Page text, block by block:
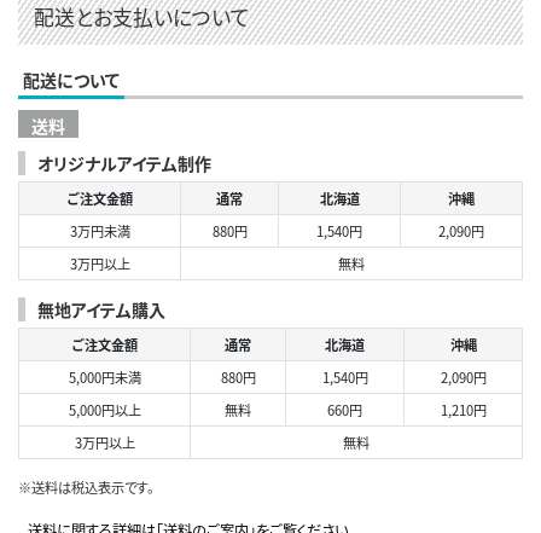
配送とお支払いについて
配送について
送料
オリジナルアイテム制作
ご注文金額 通常 北海道
沖縄
3万円未満
880円 1,540円
2,090円
3万円以上
無料
無地アイテム購入
ご注文金額 通常 北海道
沖縄
5,000円未満
880円 1,540円
2,090円
5,000円以上
無料 660円
1,210円
3万円以上
無料
※送料は税込表示です。